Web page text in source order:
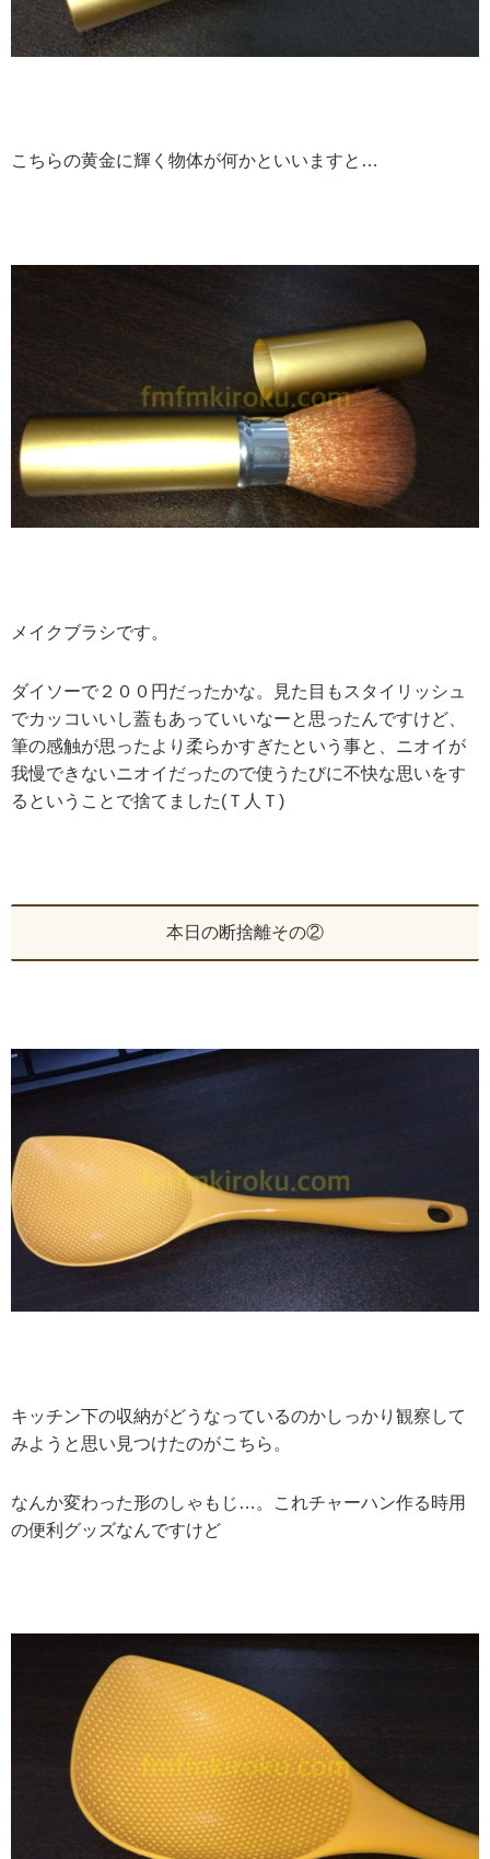
こちらの黄金に輝く物体が何かといいますと…
メイクブラシです。
ダイソーで２００円だったかな。見た目もスタイリッシュ
でカッコいいし蓋もあっていいなーと思ったんですけど、
筆の感触が思ったより柔らかすぎたという事と、ニオイが
我慢できないニオイだったので使うたびに不快な思いをす
るということで捨てました(Ｔ人Ｔ)
本日の断捨離その②
キッチン下の収納がどうなっているのかしっかり観察して
みようと思い見つけたのがこちら。
なんか変わった形のしゃもじ…。これチャーハン作る時用
の便利グッズなんですけど